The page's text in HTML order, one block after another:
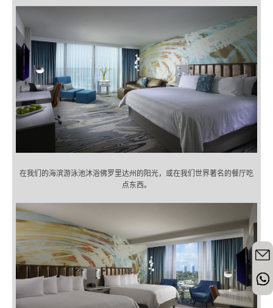
在我们的海滨游泳池沐浴佛罗里达州的阳光，或在我们世界著名的餐厅吃
点东西。